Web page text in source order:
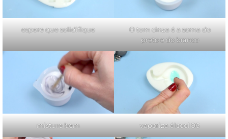
espere que solidifique
O tom cinza é a soma do
preto e do branco
misture bem vaporiza álcool 96